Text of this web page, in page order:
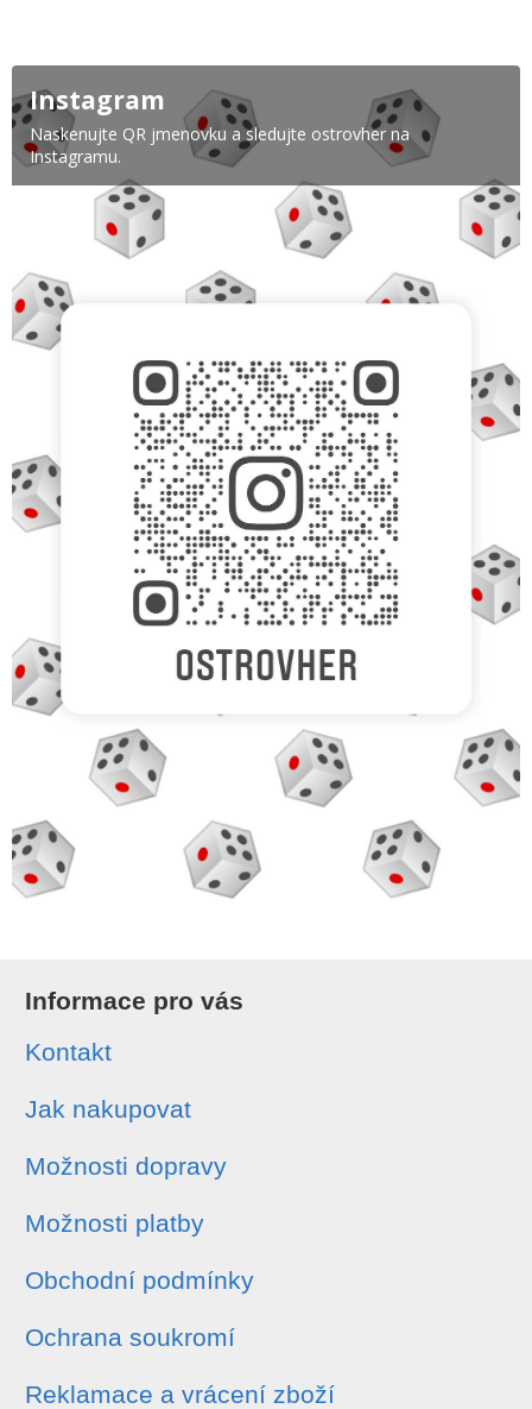
Instagram
Naskenujte QR jmenovku a sledujte ostrovher na
Instagramu.
Informace pro vás
Kontakt
Jak nakupovat
Možnosti dopravy
Možnosti platby
Obchodní podmínky
Ochrana soukromí
Reklamace a vrácení zboží